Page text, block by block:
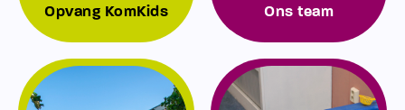
Opvang KomKids Ons team